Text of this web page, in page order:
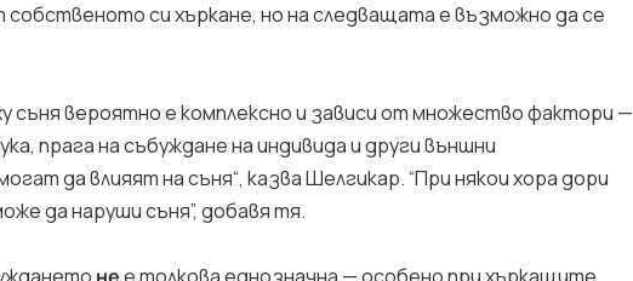
си хъркане, но на следващата е възможно да се
съня вероятно е комплексно и зависи от множество фактори —
прага на събуждане на индивида и други външни
да влияят на съня“, казва Шелгикар. “При някои хора дори
да наруши съня”, добавя тя.